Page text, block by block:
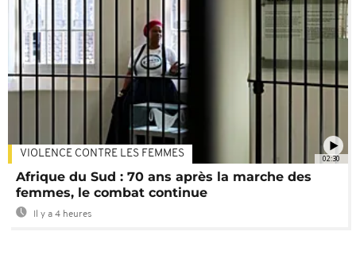
02:30
VIOLENCE CONTRE LES FEMMES
Afrique du Sud : 70 ans après la marche des
femmes, le combat continue
Il y a 4 heures